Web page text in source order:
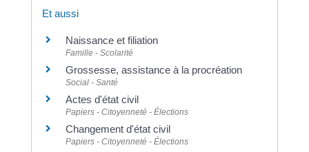
Et aussi
Naissance et filiation
Famille - Scolarité
Grossesse, assistance à la procréation
Social - Santé
Actes d'état civil
Papiers - Citoyenneté - Élections
Changement d'état civil
Papiers - Citoyenneté - Élections